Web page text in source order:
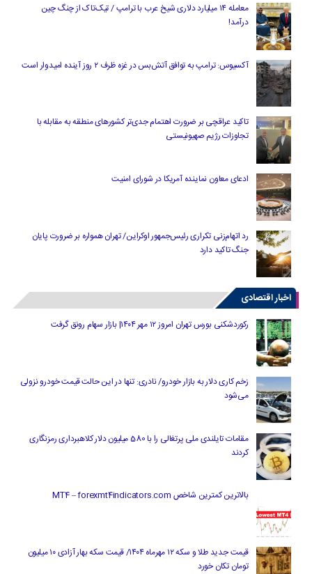
معامله ۱۴ میلیارد دلاری شیخ عرب با ترامپ / تیک‌تاک از چنگ چین
درآمد!
آکسیوس: ترامپ به توافق آتش‌بس در غزه ظرف ۲ روز آینده امیدوار است
تاکید عراقچی بر ضرورت اهتمام جدی‌تر کشورهای منطقه به مقابله با
تجاوزات رژیم صهیونیستی
ادعای معاون نماینده آمریکا در شورای امنیت
رد اتهام‌زنی تکراری رئیس‌جمهور اوکراین/ تهران همواره بر ضرورت پایان
جنگ تاکید دارد
اخبار اقتصادی
رکوردشکنی بورس تهران امروز ۱۲ مهر ۱۴۰۴| بازار سهام رونق گرفت
زخم کاری دلار به بازار خودرو/ نادری: تنها در این حالت قیمت خودرو نزولی
می‌شود
مقامات تایلندی ملی پرتغالی را با 580 میلیون دلار کلاهبرداری رمزنگاری
کردند
بالاترین کمترین شاخص MT4 – forexmt4indicators.com
قیمت جدید طلا و سکه ۱۲ مهرماه ۱۴۰۴/ قیمت سکه بهار آزادی ۱۰ میلیون
تومان تکان خورد